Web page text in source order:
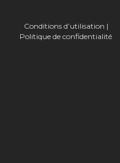
Conditions d’utilisation |
Politique de confidentialité